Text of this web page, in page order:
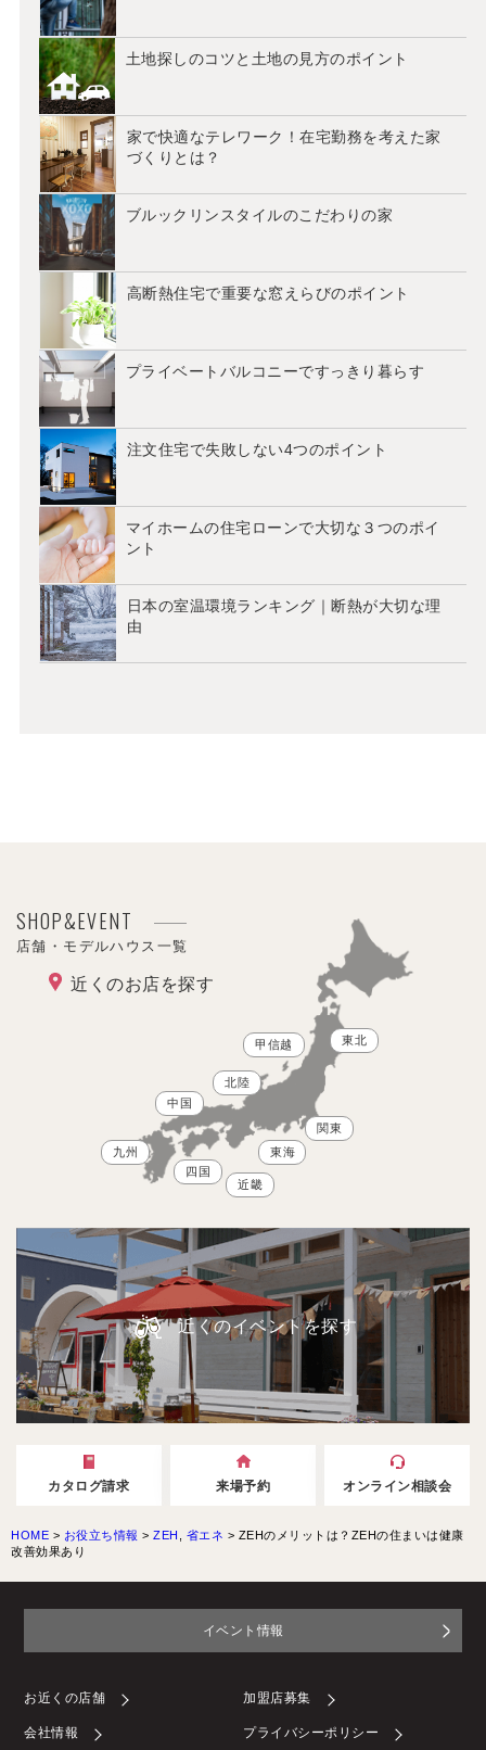
土地探しのコツと土地の見方のポイント
家で快適なテレワーク！在宅勤務を考えた家
づくりとは？
ブルックリンスタイルのこだわりの家
高断熱住宅で重要な窓えらびのポイント
プライベートバルコニーですっきり暮らす
注文住宅で失敗しない4つのポイント
マイホームの住宅ローンで大切な３つのポイ
ント
日本の室温環境ランキング｜断熱が大切な理
由
SHOP&EVENT
店舗・モデルハウス一覧
近くのお店を探す
東北
甲信越
北陸
関東
東海
近畿
中国
四国
九州
近くのイベントを探す
カタログ請求 来場予約 オンライン相談会
HOME > お役立ち情報 > ZEH 省エネ > ZEHのメリットは？ZEHの住まいは健康
改善効果あり
イベント情報
お近くの店舗 加盟店募集
会社情報 プライバシーポリシー